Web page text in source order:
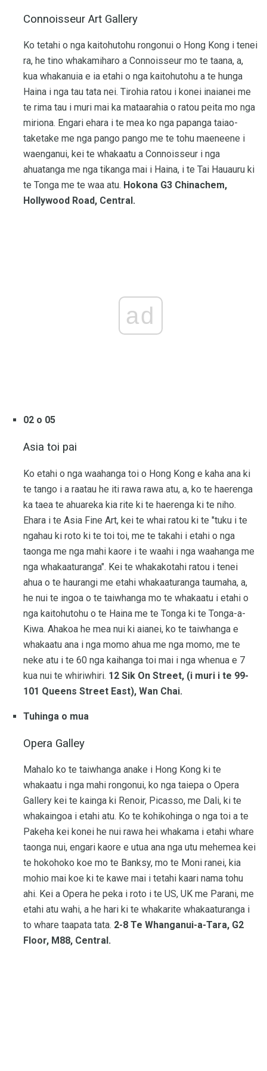
Connoisseur Art Gallery
Ko tetahi o nga kaitohutohu rongonui o Hong Kong i tenei
ra, he tino whakamiharo a Connoisseur mo te taana, a,
kua whakanuia e ia etahi o nga kaitohutohu a te hunga
Haina i nga tau tata nei. Tirohia ratou i konei inaianei me
te rima tau i muri mai ka mataarahia o ratou peita mo nga
miriona. Engari ehara i te mea ko nga papanga taiao-
taketake me nga pango pango me te tohu maeneene i
waenganui, kei te whakaatu a Connoisseur i nga
ahuatanga me nga tikanga mai i Haina, i te Tai Hauauru ki
te Tonga me te waa atu. Hokona G3 Chinachem,
Hollywood Road, Central.
ad
02 o 05
Asia toi pai
Ko etahi o nga waahanga toi o Hong Kong e kaha ana ki
te tango i a raatau he iti rawa rawa atu, a, ko te haerenga
ka taea te ahuareka kia rite ki te haerenga ki te niho.
Ehara i te Asia Fine Art, kei te whai ratou ki te "tuku i te
ngahau ki roto ki te toi toi, me te takahi i etahi o nga
taonga me nga mahi kaore i te waahi i nga waahanga me
nga whakaaturanga". Kei te whakakotahi ratou i tenei
ahua o te haurangi me etahi whakaaturanga taumaha, a,
he nui te ingoa o te taiwhanga mo te whakaatu i etahi o
nga kaitohutohu o te Haina me te Tonga ki te Tonga-a-
Kiwa. Ahakoa he mea nui ki aianei, ko te taiwhanga e
whakaatu ana i nga momo ahua me nga momo, me te
neke atu i te 60 nga kaihanga toi mai i nga whenua e 7
kua nui te whiriwhiri. 12 Sik On Street, (i muri i te 99-
101 Queens Street East), Wan Chai.
Tuhinga o mua
Opera Galley
Mahalo ko te taiwhanga anake i Hong Kong ki te
whakaatu i nga mahi rongonui, ko nga taiepa o Opera
Gallery kei te kainga ki Renoir, Picasso, me Dali, ki te
whakaingoa i etahi atu. Ko te kohikohinga o nga toi a te
Pakeha kei konei he nui rawa hei whakama i etahi whare
taonga nui, engari kaore e utua ana nga utu mehemea kei
te hokohoko koe mo te Banksy, mo te Moni ranei, kia
mohio mai koe ki te kawe mai i tetahi kaari nama tohu
ahi. Kei a Opera he peka i roto i te US, UK me Parani, me
etahi atu wahi, a he hari ki te whakarite whakaaturanga i
to whare taapata tata. 2-8 Te Whanganui-a-Tara, G2
Floor, M88, Central.